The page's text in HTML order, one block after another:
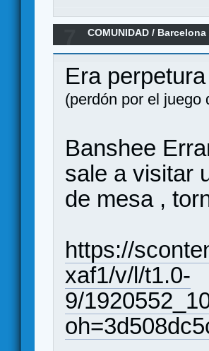
COMUNIDAD / Barcelona
- 23 enero
Era
(perdón por el juego
Banshee
sale a visitar
de mesa ,
https://
xaf1/v/l/t1.0-
9/